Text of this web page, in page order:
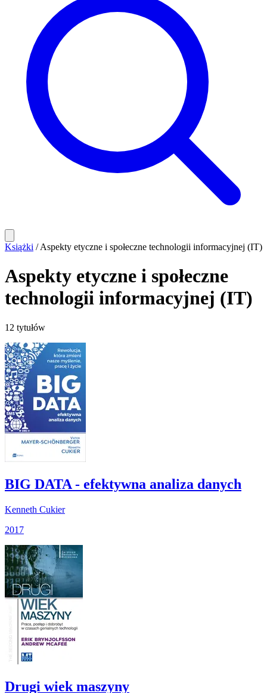
Książki / Aspekty etyczne i społeczne technologii informacyjnej (IT)
Aspekty etyczne i społeczne
technologii informacyjnej (IT)
12 tytułów
BIG DATA - efektywna analiza danych
Kenneth Cukier
2017
Drugi wiek maszyny